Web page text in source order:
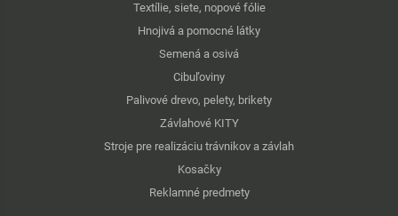
Textílie, siete, nopové fólie
Hnojivá a pomocné látky
Semená a osivá
Cibuľoviny
Palivové drevo, pelety, brikety
Závlahové KITY
Stroje pre realizáciu trávnikov a závlah
Kosačky
Reklamné predmety